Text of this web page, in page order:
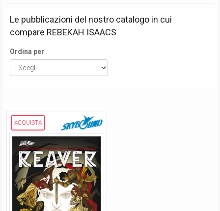
Le pubblicazioni del nostro catalogo in cui
compare REBEKAH ISAACS
Ordina per
ACQUISTA